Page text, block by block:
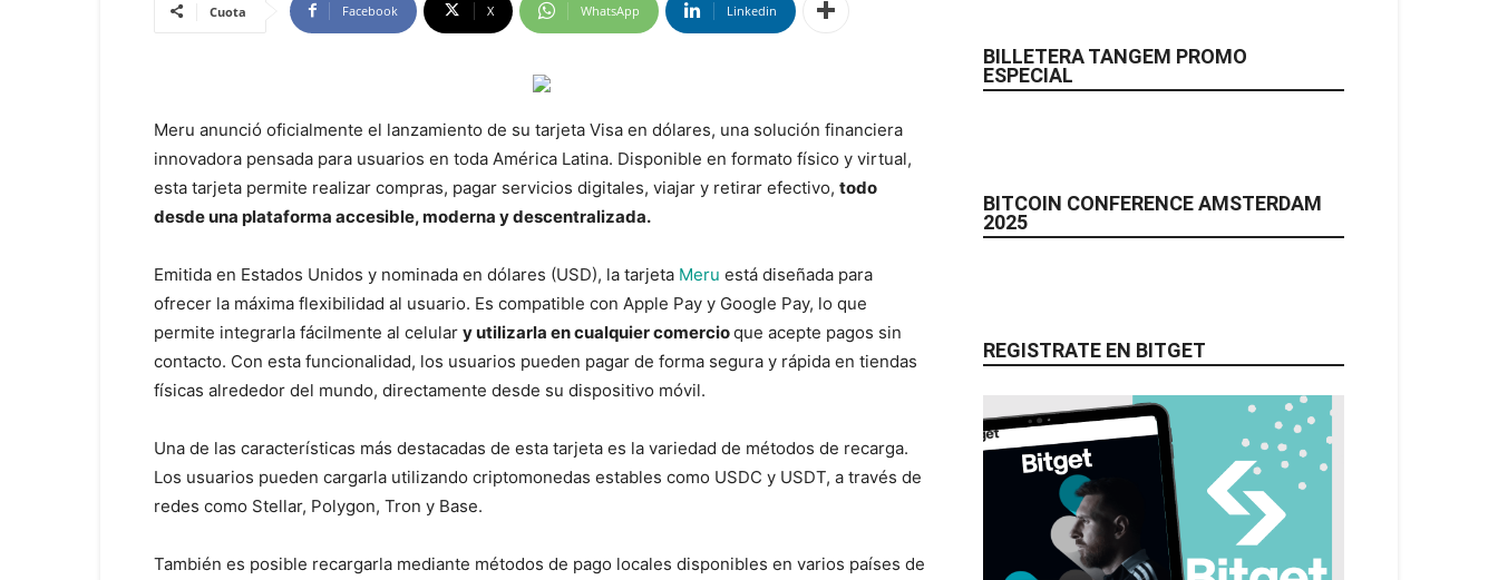
Cuota Facebook X WhatsApp Linkedin
Meru anunció oficialmente el lanzamiento de su tarjeta Visa en dólares, una solución financiera
innovadora pensada para usuarios en toda América Latina. Disponible en formato físico y virtual,
esta tarjeta permite realizar compras, pagar servicios digitales, viajar y retirar efectivo, todo
desde una plataforma accesible, moderna y descentralizada.
Emitida en Estados Unidos y nominada en dólares (USD), la tarjeta Meru está diseñada para
ofrecer la máxima flexibilidad al usuario. Es compatible con Apple Pay y Google Pay, lo que
permite integrarla fácilmente al celular y utilizarla en cualquier comercioque acepte pagos sin
contacto. Con esta funcionalidad, los usuarios pueden pagar de forma segura y rápida en tiendas
físicas alrededor del mundo, directamente desde su dispositivo móvil.
Una de las características más destacadas de esta tarjeta es la variedad de métodos de recarga.
Los usuarios pueden cargarla utilizando criptomonedas estables como USDC y USDT, a través de
redes como Stellar, Polygon, Tron y Base.
También es posible recargarla mediante métodos de pago locales disponibles en varios países de
BILLETERA TANGEM PROMO
ESPECIAL
BITCOIN CONFERENCE AMSTERDAM
2025
REGISTRATE EN BITGET